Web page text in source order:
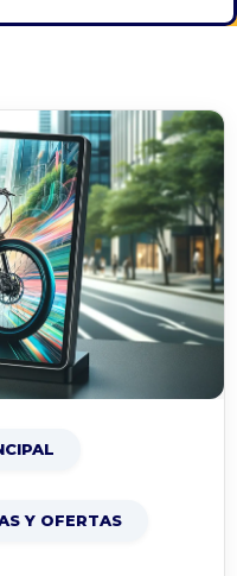
Y OFERTAS